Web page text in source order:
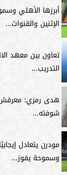
أبرزها الأهلي
الإثنين والقنوات...
تعاون بين معهد
التدريب...
هدى رمزي: معرفش
شوفته...
مودرن يتعادل
وسموحة يفوز...